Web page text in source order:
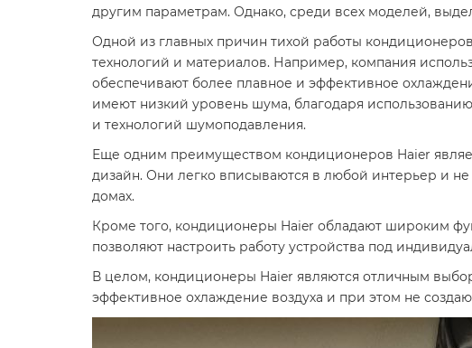
другим параметрам. Однако, среди всех моделей,
Одной из главных причин тихой работы
технологий и материалов. Например, компания
обеспечивают более плавное и эффективное
имеют низкий уровень шума, благодаря
и технологий шумоподавления.
Еще одним преимуществом кондиционеров Haier
дизайн. Они легко вписываются в любой интерьер и
домах.
Кроме того, кондиционеры Haier обладают широким
позволяют настроить работу устройства под
В целом, кондиционеры Haier являются отличным
эффективное охлаждение воздуха и при этом не